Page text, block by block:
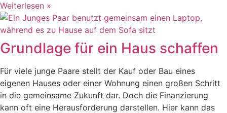
Weiterlesen »
Grundlage für ein Haus schaffen
Für viele junge Paare stellt der Kauf oder Bau eines
eigenen Hauses oder einer Wohnung einen großen Schritt
in die gemeinsame Zukunft dar. Doch die Finanzierung
kann oft eine Herausforderung darstellen. Hier kann das